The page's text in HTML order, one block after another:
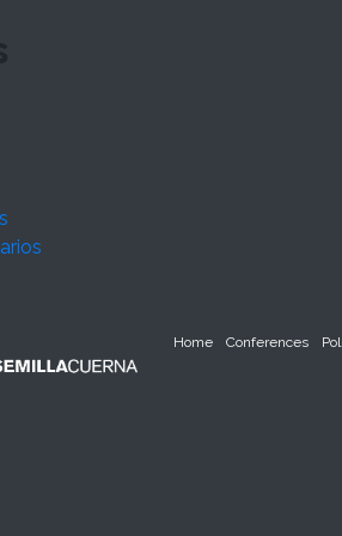
Home Conferences